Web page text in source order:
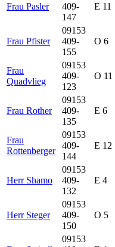
Frau Pasler
409-
147
E 11
Frau Pfister
09153
409-
155
O 6
Frau
Quadvlieg
09153
409-
123
O 11
Frau Rother
09153
409-
135
E 6
Frau
Rottenberger
09153
409-
144
E 12
Herr Shamo
09153
409-
132
E 4
Herr Steger
09153
409-
150
O 5
09153